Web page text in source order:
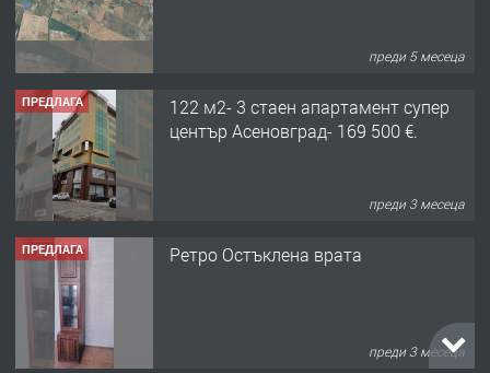
преди 5 месеца
ПРЕДЛАГА
122 м2- 3 стаен апартамент супер
център Асеновград- 169 500 €.
преди 3 месеца
ПРЕДЛАГА Ретро Остъклена врата
преди 3 месеца